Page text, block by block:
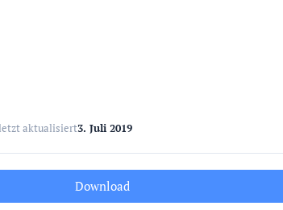
aktualisiert3. Juli 2019
Download